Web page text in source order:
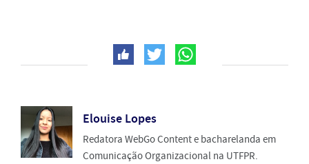
Elouise Lopes
Redatora WebGo Content e bacharelanda em
Comunicação Organizacional na UTFPR.